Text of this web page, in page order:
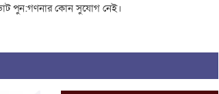
ভোট পুন:গণনার কোন সুযোগ নেই।